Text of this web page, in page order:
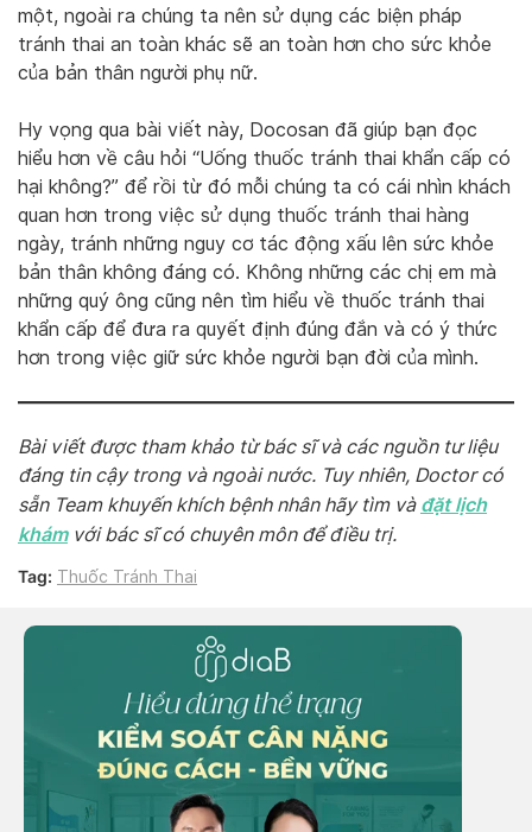
một, ngoài ra chúng ta nên sử dụng các biện pháp
tránh thai an toàn khác sẽ an toàn hơn cho sức khỏe
của bản thân người phụ nữ.
Hy vọng qua bài viết này, Docosan đã giúp bạn đọc
hiểu hơn về câu hỏi “Uống thuốc tránh thai khẩn cấp có
hại không?” để rồi từ đó mỗi chúng ta có cái nhìn khách
quan hơn trong việc sử dụng thuốc tránh thai hàng
ngày, tránh những nguy cơ tác động xấu lên sức khỏe
bản thân không đáng có. Không những các chị em mà
những quý ông cũng nên tìm hiểu về thuốc tránh thai
khẩn cấp để đưa ra quyết định đúng đắn và có ý thức
hơn trong việc giữ sức khỏe người bạn đời của mình.
Bài viết được tham khảo từ bác sĩ và các nguồn tư liệu
đáng tin cậy trong và ngoài nước. Tuy nhiên, Doctor có
sẵn Team khuyến khích bệnh nhân hãy tìm và đặt lịch
khámvới bác sĩ có chuyên môn để điều trị.
Tag: Thuốc Tránh Thai